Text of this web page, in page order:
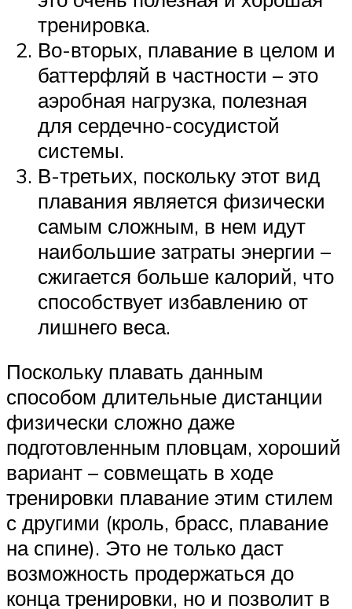
тренировка.
Во-вторых, плавание в целом и
баттерфляй в частности – это
аэробная нагрузка, полезная
для сердечно-сосудистой
системы.
В-третьих, поскольку этот вид
плавания является физически
самым сложным, в нем идут
наибольшие затраты энергии –
сжигается больше калорий, что
способствует избавлению от
лишнего веса.
Поскольку плавать данным
способом длительные дистанции
физически сложно даже
подготовленным пловцам, хороший
вариант – совмещать в ходе
тренировки плавание этим стилем
с другими (кроль, брасс, плавание
на спине). Это не только даст
возможность продержаться до
конца тренировки, но и позволит в